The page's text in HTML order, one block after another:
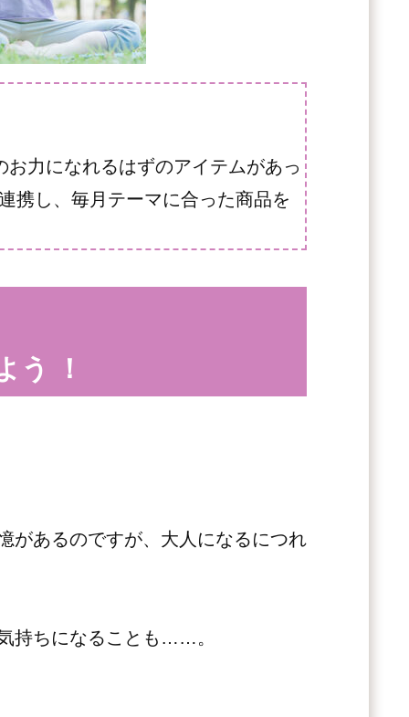
力になれるはずのアイテムがあっ
携し、毎月テーマに合った商品を
う ！
があるのですが、大人になるにつれ
持ちになることも……。